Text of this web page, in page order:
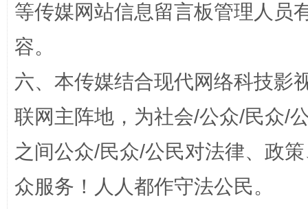
等传媒网站信息留言板管理人员
容。
六、本传媒结合现代网络科技影
联网主阵地，为社会/公众/民众/
之间公众/民众/公民对法律、政
众服务！人人都作守法公民。